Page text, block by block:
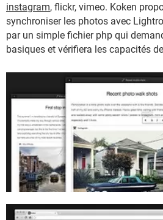
instagram, flickr, vimeo. Koken
synchroniser les photos avec
par un simple fichier php qui
basiques et vérifiera les capacités